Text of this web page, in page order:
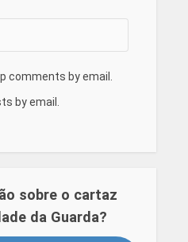
comments by email.
by email.
sobre o cartaz
da Guarda?